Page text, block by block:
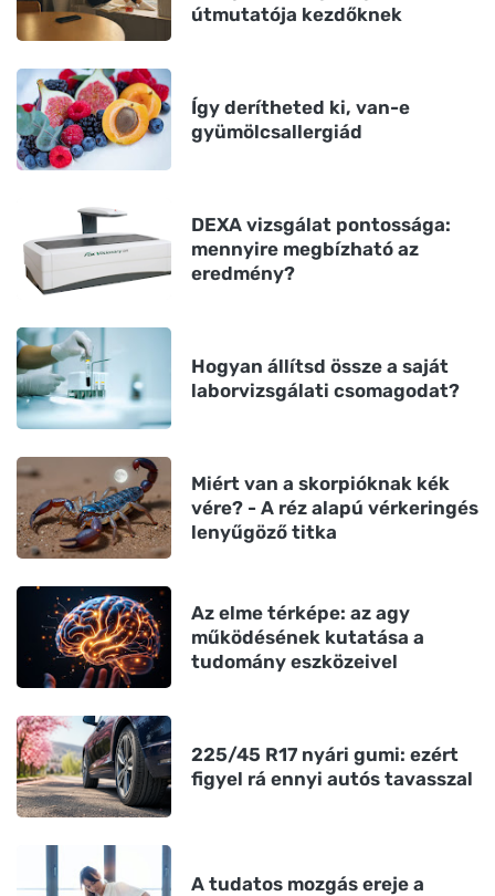
útmutatója kezdőknek
Így derítheted ki, van-e
gyümölcsallergiád
DEXA vizsgálat pontossága:
mennyire megbízható az
eredmény?
Hogyan állítsd össze a saját
laborvizsgálati csomagodat?
Miért van a skorpióknak kék
vére? - A réz alapú vérkeringés
lenyűgöző titka
Az elme térképe: az agy
működésének kutatása a
tudomány eszközeivel
225/45 R17 nyári gumi: ezért
figyel rá ennyi autós tavasszal
A tudatos mozgás ereje a